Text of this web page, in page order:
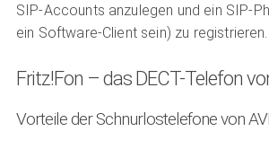
SIP-Accounts anzulegen und ein SIP-
ein Software-Client sein) zu registrieren.
Fritz!Fon – das DECT-Telefon
Vorteile der Schnurlostelefone von